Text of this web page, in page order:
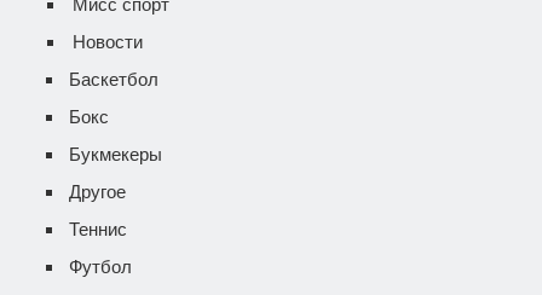
Мисс спорт
Новости
Баскетбол
Бокс
Букмекеры
Другое
Теннис
Футбол